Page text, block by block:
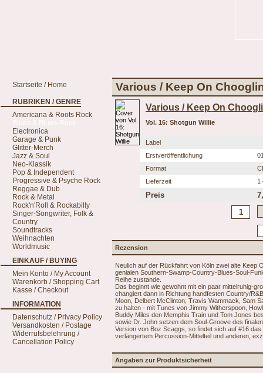
Startseite / Home
RUBRIKEN / GENRE
Americana & Roots Rock
Electronica
Garage & Punk
Glitter-Merch
Jazz & Soul
Neo-Klassik
Pop & Independent
Progressive & Psyche Rock
Reggae & Dub
Rock & Metal
Rock'n'Roll & Rockabilly
Singer-Songwriter, Folk &
Country
Soundtracks
Weihnachten
Worldmusic
EINKAUF / BUYING
Mein Konto / My Account
Warenkorb / Shopping Cart
Kasse / Checkout
INFORMATION
Datenschutz / Privacy Policy
Versandkosten / Postage
Widerrufsbelehrung /
Cancellation Policy
Various / Keep On
Various / Keep On
Vol. 16: Shotgun Willie
Label
Erstveröffentlichung
Format
Lieferzeit
1
Preis
Rezension
Neulich auf der Rückfahrt von Köln zwei alte Keep
genialen Southern-Swamp-Country-Blues-Soul-
Reihe zustande.
Das beginnt wie gewohnt mit ein paar mittelruhig-
changiert dann in Richtung handfesten Country/
Moon, Delbert McClinton, Travis Wammack, Sam
zu halten - mit Tunes von Jimmy Witherspoon,
Buddy Miles den Memphis Train und Tom Jones
sowie Dr. John setzen dem Soul-Groove des
Version von Boz Scaggs, so findet sich auf #16
verlängertem Percussion-Mittelteil und anderen,
Angaben zur Produktsicherheit